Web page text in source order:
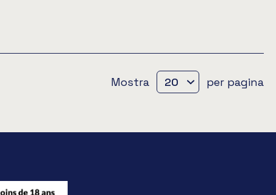
Mostra per pagina